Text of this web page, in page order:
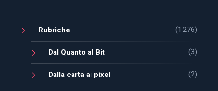
Rubriche (1.276)
Dal Quanto al Bit (3)
Dalla carta ai pixel (2)